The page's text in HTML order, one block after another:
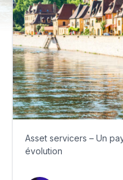
Asset servicers – Un
évolution